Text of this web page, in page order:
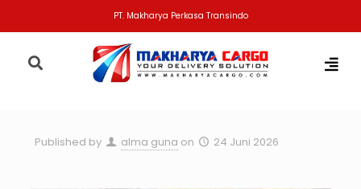
PT. Makharya Perkasa Transindo
Published by alma guna on 24 Juni 2026